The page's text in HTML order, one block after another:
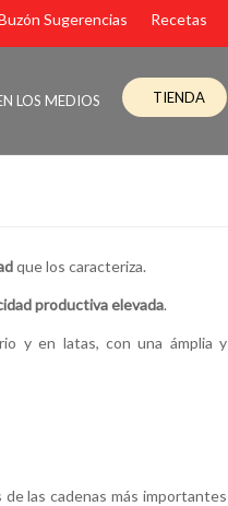
Sugerencias Recetas
LOS MEDIOS TIENDA
que los caracteriza.
productiva elevada.
y en latas, con una ámplia y
las cadenas más importantes